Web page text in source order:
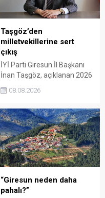
Taşgöz’den
milletvekillerine sert
çıkış
İYİ Parti Giresun İl Başkanı
İnan Taşgöz, açıklanan 2026
üzerinden iktidar
eleştirdi. Taşgöz, üreticinin
emeğinin karşılığını
alamadığını savunarak,
Giresun milletvekillerini
sessiz kalmakla suçladı.
08.08.2026
“Giresun neden daha
pahalı?”